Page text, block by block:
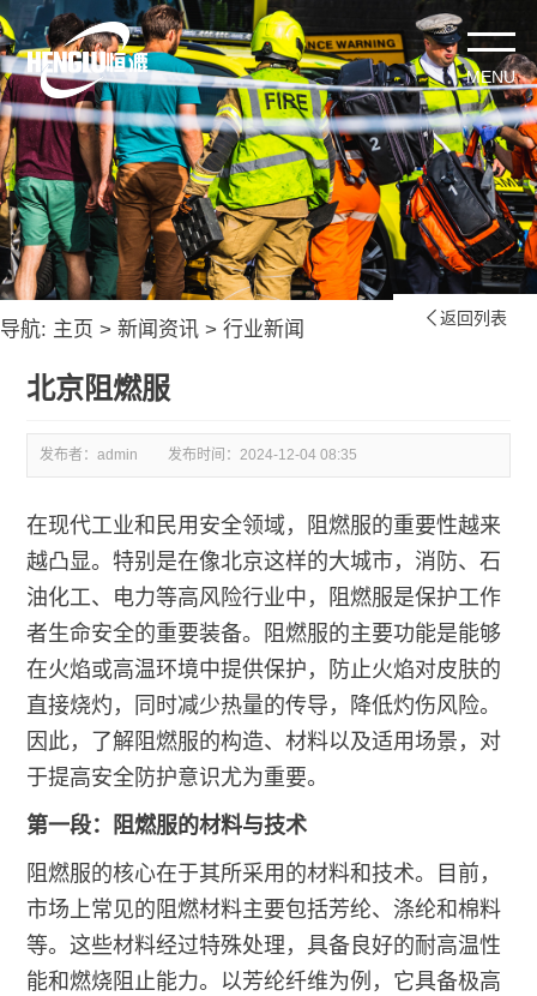
导航: 主页 > 新闻资讯 > 行业新闻  返回列表
北京阻燃服
发布者：admin 发布时间：2024-12-04 08:35
在现代工业和民用安全领域，阻燃服的重要性越来
越凸显。特别是在像北京这样的大城市，消防、石
油化工、电力等高风险行业中，阻燃服是保护工作
者生命安全的重要装备。阻燃服的主要功能是能够
在火焰或高温环境中提供保护，防止火焰对皮肤的
直接烧灼，同时减少热量的传导，降低灼伤风险。
因此，了解阻燃服的构造、材料以及适用场景，对
于提高安全防护意识尤为重要。
第一段：阻燃服的材料与技术
阻燃服的核心在于其所采用的材料和技术。目前，
市场上常见的阻燃材料主要包括芳纶、涤纶和棉料
等。这些材料经过特殊处理，具备良好的耐高温性
能和燃烧阻止能力。以芳纶纤维为例，它具备极高